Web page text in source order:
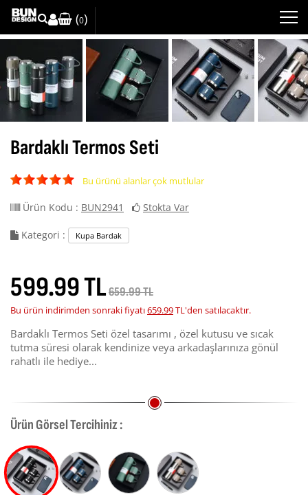
(0)
Bardaklı Termos Seti
Bu ürünü alanlar çok mutlular
Ürün Kodu : BUN2941 Stokta Var
Kategori : Kupa Bardak
599.99 TL659.99 TL
Bu ürün indirimden sonraki fiyatı659.99TL'den satılacaktır.
Bardaklı Termos Seti özel tasarımı , özel kutusu ve sıcak
tutma süresi olarak kendinize veya arkadaşlarınıza gönül
rahatlı ile hediye...
Ürün Görsel Tercihiniz :